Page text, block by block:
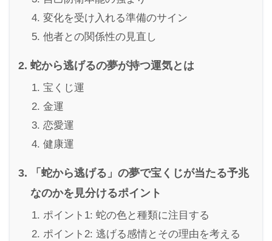
変化を受け入れる準備のサイン
他者との関係性の見直し
蛇から逃げるの夢が持つ運気とは
宝くじ運
金運
恋愛運
健康運
「蛇から逃げる」の夢で宝くじが当たる予兆
なのかを見分けるポイント
ポイント1: 蛇の色と種類に注目する
ポイント2: 逃げる感情とその理由を考える